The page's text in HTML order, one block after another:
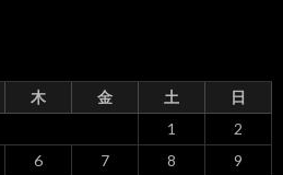
木 金 土 日
1
2
6 7 8
9